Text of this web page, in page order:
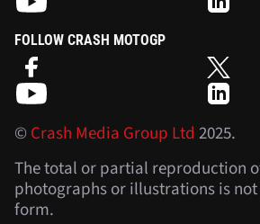
FOLLOW CRASH MOTOGP
©Crash Media Group Ltd 2025.
The total or partial reproduction
photographs or illustrations is
form.